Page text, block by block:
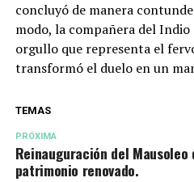
concluyó de manera
modo, la compañera del
orgullo que representa el
transformó el duelo en un
TEMAS
PRÓXIMA
Reinauguración del Mausoleo
patrimonio renovado.